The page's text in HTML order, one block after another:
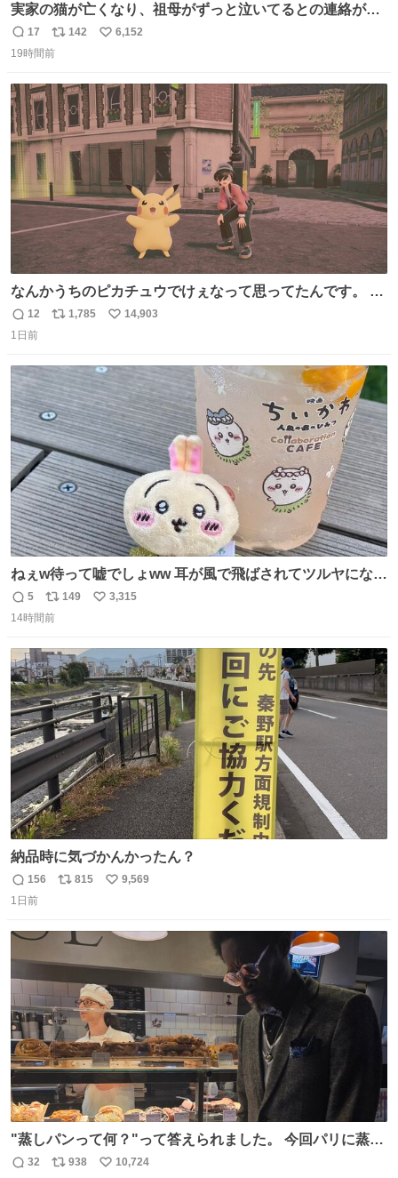
実家の猫が亡くなり、祖母がずっと泣いてるとの連絡があ
りました… 西日本豪雨の時、家族が避難する中1匹で2階に
残り、怖い思いをして頑張った子だった😢私の家族を支え
返
信
17
リ
ポ
ト
数
142
い
数
6,152
19時間前
なんかうちのピカチュウでけぇなって思ってたんです。 そ
れでね、ライチュウにしたら普通のライチュウと変わらな
いサイズになるよなって思ったんですよ。これは名案だな
いでかいライチュウに。
返
信
12
リ
ト
数
1,785
い
数
14,903
1日前
ねぇw待って嘘でしょww 耳が風で飛ばされてツルヤになっ
ちゃった🤭🌬️
返
信
5
リ
ポ
ト
数
149
い
数
3,315
14時間前
納品時に気づかんかったん？
返
信
156
リ
ト
数
815
い
9,569
1日前
"蒸しパンって何？"って答えられました。 今回パリに蒸し
パンがなかった。😭😢
返
32
リ
938
い
10,724